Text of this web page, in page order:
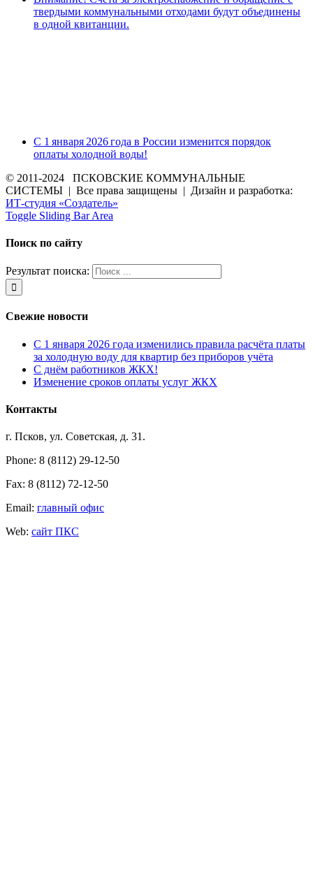
твердыми коммунальными отходами будут объединены
в одной квитанции.
С 1 января 2026 года в России изменится порядок
оплаты холодной воды!
© 2011-2024 ПСКОВСКИЕ КОММУНАЛЬНЫЕ
СИСТЕМЫ | Все права защищены | Дизайн и разработка:
ИТ-студия «Создатель»
Toggle Sliding Bar Area
Поиск по сайту
Результат поиска:
Свежие новости
С 1 января 2026 года изменились правила расчёта платы
за холодную воду для квартир без приборов учёта
С днём работников ЖКХ!
Изменение сроков оплаты услуг ЖКХ
Контакты
г. Псков, ул. Советская, д. 31.
Phone: 8 (8112) 29-12-50
Fax: 8 (8112) 72-12-50
Email: главный офис
Web: сайт ПКС